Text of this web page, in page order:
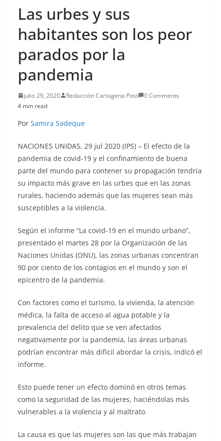
Las urbes y sus
habitantes son los peor
parados por la
pandemia
julio 29, 2020 Redacción Cartagena Post
0 Comments
4 min read
Por Samira Sadeque
NACIONES UNIDAS, 29 jul 2020 (IPS) – El efecto de la
pandemia de covid-19 y el confinamiento de buena
parte del mundo para contener su propagación tendría
su impacto más grave en las urbes que en las zonas
rurales, haciendo además que las mujeres sean más
susceptibles a la violencia.
Según el informe “La covid-19 en el mundo urbano”,
presentado el martes 28 por la Organización de las
Naciones Unidas (ONU), las zonas urbanas concentran
90 por ciento de los contagios en el mundo y son el
epicentro de la pandemia.
Con factores como el turismo, la vivienda, la atención
médica, la falta de acceso al agua potable y la
prevalencia del delito que se ven afectados
negativamente por la pandemia, las áreas urbanas
podrían encontrar más difícil abordar la crisis, indicó el
informe.
Esto puede tener un efecto dominó en otros temas
como la seguridad de las mujeres, haciéndolas más
vulnerables a la violencia y al maltrato.
La causa es que las mujeres son las que más trabajan